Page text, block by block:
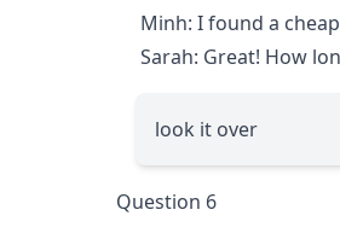
Minh: I found a
Sarah: Great! How
look it over
Question 6